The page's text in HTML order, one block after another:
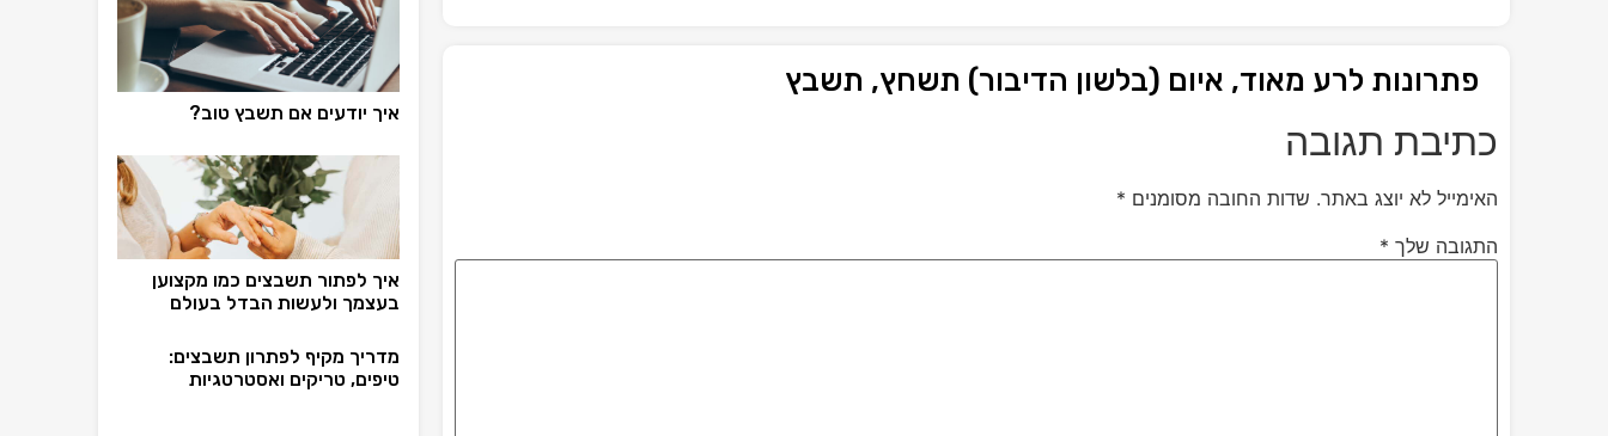
פתרונות לרע מאוד, איום (בלשון הדיבור) תשחץ, תשבץ
כתיבת תגובה
האימייל לא יוצג באתר. שדות החובה מסומנים *
התגובה שלך *
איך יודעים אם תשבץ טוב?
איך לפתור תשבצים כמו מקצוען
בעצמך ולעשות הבדל בעולם
מדריך מקיף לפתרון תשבצים:
טיפים, טריקים ואסטרטגיות